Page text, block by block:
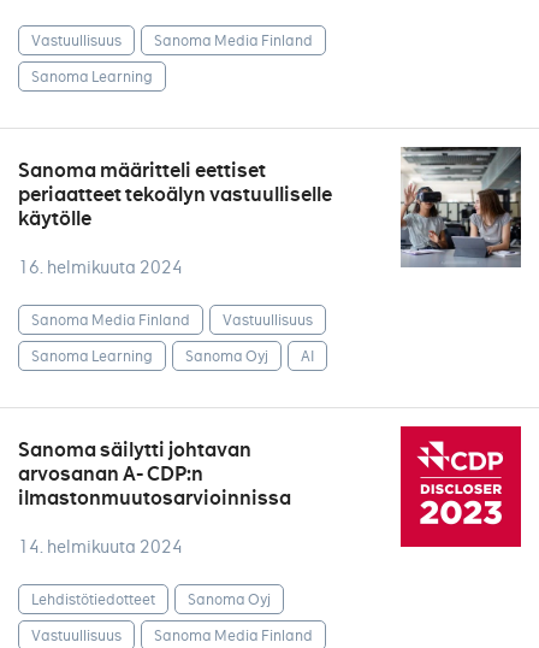
Vastuullisuus
Sanoma Media Finland
Sanoma Learning
Sanoma määritteli eettiset
periaatteet tekoälyn vastuulliselle
käytölle
16. helmikuuta 2024
Sanoma Media Finland
Vastuullisuus
Sanoma Learning
Sanoma Oyj AI
Sanoma säilytti johtavan
arvosanan A- CDP:n
ilmastonmuutosarvioinnissa
14. helmikuuta 2024
Lehdistötiedotteet
Sanoma Oyj
Vastuullisuus
Sanoma Media Finland